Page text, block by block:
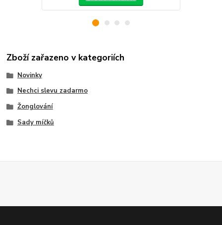
Zboží zařazeno v kategoriích
Novinky
Nechci slevu zadarmo
Žonglování
Sady míčků